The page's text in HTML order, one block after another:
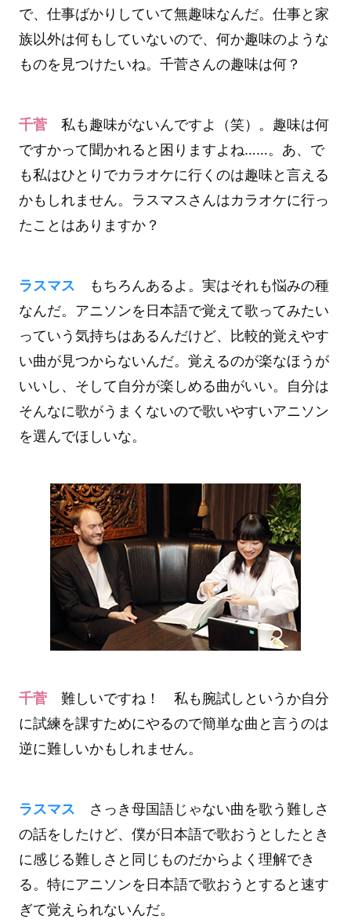
で、仕事ばかりしていて無趣味なんだ。仕事と家
族以外は何もしていないので、何か趣味のような
ものを見つけたいね。千菅さんの趣味は何？
千菅私も趣味がないんですよ（笑）。趣味は何
ですかって聞かれると困りますよね……。あ、で
も私はひとりでカラオケに行くのは趣味と言える
かもしれません。ラスマスさんはカラオケに行っ
たことはありますか？
ラスマス もちろんあるよ。実はそれも悩みの種
なんだ。アニソンを日本語で覚えて歌ってみたい
っていう気持ちはあるんだけど、比較的覚えやす
い曲が見つからないんだ。覚えるのが楽なほうが
いいし、そして自分が楽しめる曲がいい。自分は
そんなに歌がうまくないので歌いやすいアニソン
を選んでほしいな。
千菅難しいですね！ 私も腕試しというか自分
に試練を課すためにやるので簡単な曲と言うのは
逆に難しいかもしれません。
ラスマス さっき母国語じゃない曲を歌う難しさ
の話をしたけど、僕が日本語で歌おうとしたとき
に感じる難しさと同じものだからよく理解でき
る。特にアニソンを日本語で歌おうとすると速す
ぎて覚えられないんだ。